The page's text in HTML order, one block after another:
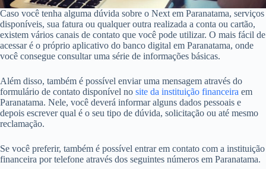
Caso você tenha alguma dúvida sobre o Next em Paranatama, serviços
disponíveis, sua fatura ou qualquer outra realizada a conta ou cartão,
existem vários canais de contato que você pode utilizar. O mais fácil de
acessar é o próprio aplicativo do banco digital em Paranatama, onde
você consegue consultar uma série de informações básicas.
Além disso, também é possível enviar uma mensagem através do
formulário de contato disponível no site da instituição financeira em
Paranatama. Nele, você deverá informar alguns dados pessoais e
depois escrever qual é o seu tipo de dúvida, solicitação ou até mesmo
reclamação.
Se você preferir, também é possível entrar em contato com a instituição
financeira por telefone através dos seguintes números em Paranatama.